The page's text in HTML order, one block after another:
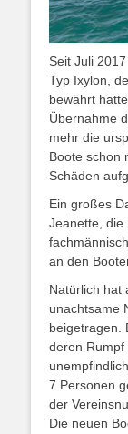
Seit Juli
Typ Ixylon,
bewährt
Übernahme
mehr die
Boote schon
Schäden
Ein großes
Jeanette, die
an den
Natürlich hat
unachtsame
beigetragen.
deren Rumpf
7 Personen
der
Die neuen